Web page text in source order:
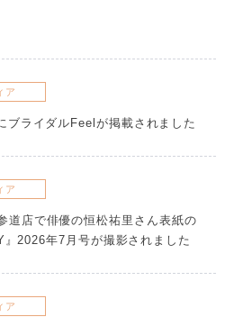
ア
ブライダルFeelが掲載されました
ア
道店で俳優の恒松祐里さん表紙の
』2026年7月号が撮影されました
ア